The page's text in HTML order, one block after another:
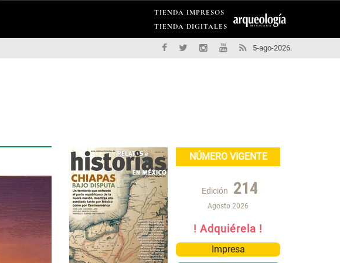
TIENDA IMPRESOS
TIENDA DIGITALES
5-ago-2026.
NÚMERO VIGENTE
Edición 214
Agosto 2026
! Adquiérela !
Impresa